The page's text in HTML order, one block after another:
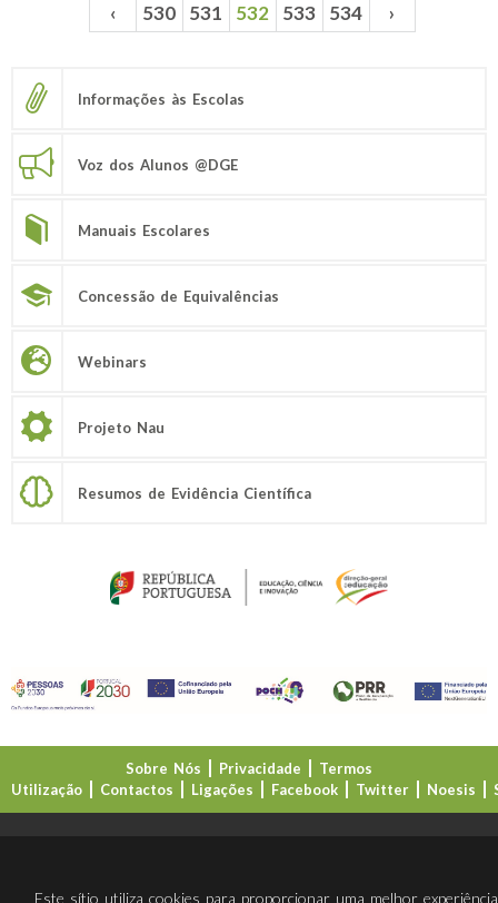
Páginas ‹ 530 531 532 533 534 ›
Informações às Escolas
Voz dos Alunos @DGE
Manuais Escolares
Concessão de Equivalências
Webinars
Projeto Nau
Resumos de Evidência Científica
Sobre Nós Privacidade
Termos
Utilização
Contactos Ligações Facebook Twitter Noesis
Este sítio utiliza cookies para proporcionar uma melhor